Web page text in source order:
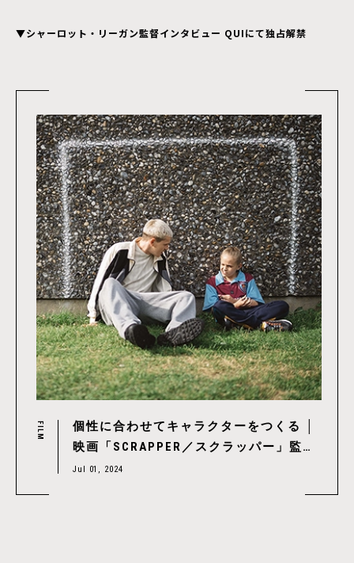
▼シャーロット・リーガン監督インタビュー QUIにて独占解禁
FILM
個性に合わせてキャラクターをつくる │
映画「SCRAPPER／スクラッパー」監督
シャーロット・リーガン
Jul 01, 2024